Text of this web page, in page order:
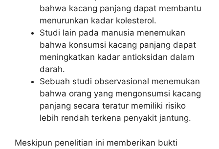
bahwa kacang panjang dapat membantu
menurunkan kadar kolesterol.
Studi lain pada manusia menemukan
bahwa konsumsi kacang panjang dapat
meningkatkan kadar antioksidan dalam
darah.
Sebuah studi observasional menemukan
bahwa orang yang mengonsumsi kacang
panjang secara teratur memiliki risiko
lebih rendah terkena penyakit jantung.
Meskipun penelitian ini memberikan bukti